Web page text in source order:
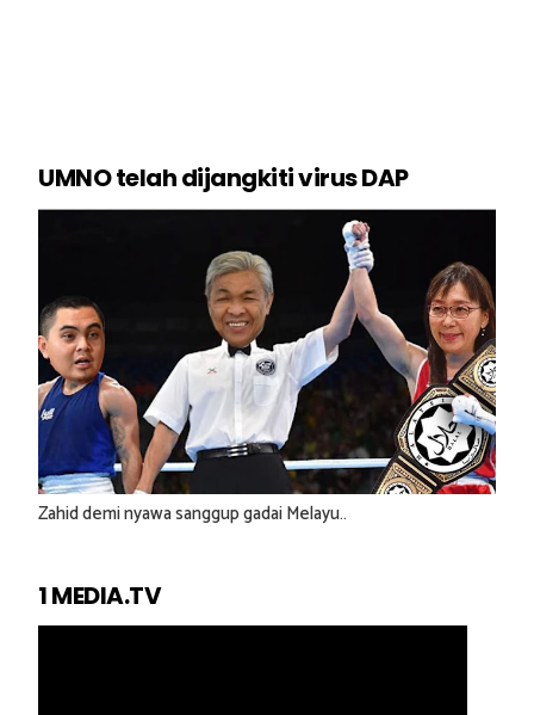
UMNO telah dijangkiti virus DAP
Zahid demi nyawa sanggup gadai Melayu..
1 MEDIA.TV